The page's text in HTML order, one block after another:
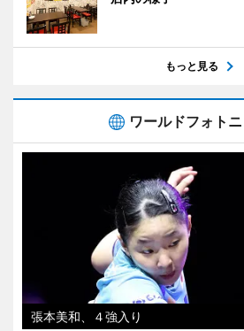
もっと見る
ワールドフォト
張本美和、４強入り